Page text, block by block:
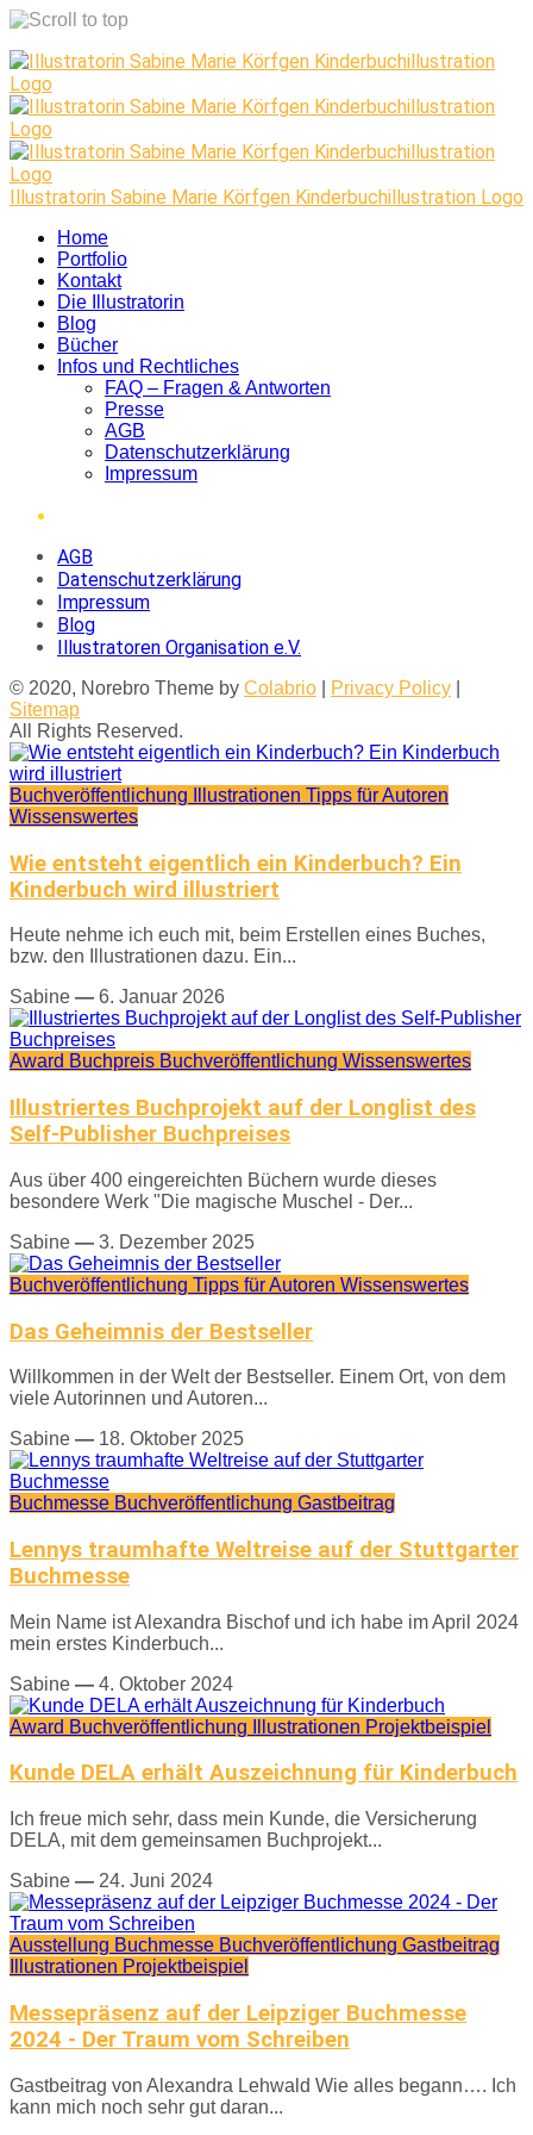
Skip
to
content
Illustratorin Sabine Marie Körfgen Kinderbuchillustration Logo
Home
Portfolio
Kontakt
Die Illustratorin
Blog
Bücher
Infos und Rechtliches
FAQ – Fragen & Antworten
Presse
AGB
Datenschutzerklärung
Impressum
AGB
Datenschutzerklärung
Impressum
Blog
Illustratoren Organisation e.V.
© 2020, Norebro Theme by Colabrio Privacy Policy
Sitemap
All Rights Reserved.
Buchveröffentlichung Illustrationen Tipps für Autoren
Wissenswertes
Wie entsteht eigentlich ein Kinderbuch? Ein
Kinderbuch wird illustriert
Heute nehme ich euch mit, beim Erstellen eines Buches,
bzw. den Illustrationen dazu. Ein...
Sabine — 6. Januar 2026
Award Buchpreis Buchveröffentlichung Wissenswertes
Illustriertes Buchprojekt auf der Longlist des
Self-Publisher Buchpreises
Aus über 400 eingereichten Büchern wurde dieses
besondere Werk "Die magische Muschel - Der...
Sabine — 3. Dezember 2025
Buchveröffentlichung Tipps für Autoren Wissenswertes
Das Geheimnis der Bestseller
Willkommen in der Welt der Bestseller. Einem Ort, von dem
viele Autorinnen und Autoren...
Sabine — 18. Oktober 2025
Buchmesse Buchveröffentlichung Gastbeitrag
Lennys traumhafte Weltreise auf der Stuttgarter
Buchmesse
Mein Name ist Alexandra Bischof und ich habe im April 2024
mein erstes Kinderbuch...
Sabine — 4. Oktober 2024
Award Buchveröffentlichung Illustrationen Projektbeispiel
Kunde DELA erhält Auszeichnung für Kinderbuch
Ich freue mich sehr, dass mein Kunde, die Versicherung
DELA, mit dem gemeinsamen Buchprojekt...
Sabine — 24. Juni 2024
Ausstellung Buchmesse Buchveröffentlichung Gastbeitrag
Illustrationen Projektbeispiel
Messepräsenz auf der Leipziger Buchmesse
2024 - Der Traum vom Schreiben
Gastbeitrag von Alexandra Lehwald Wie alles begann…. Ich
kann mich noch sehr gut daran...